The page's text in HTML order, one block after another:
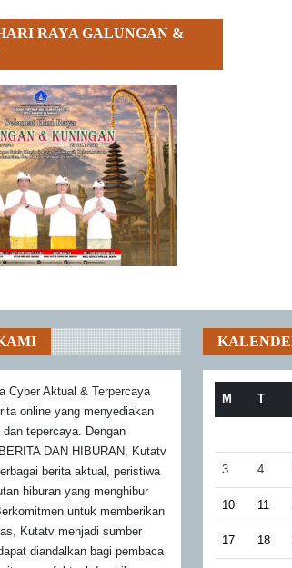
RAYA GALUNGAN &
Cyber Aktual & Terpercaya
online yang menyediakan
tepercaya. Dengan
DAN HIBURAN, Kutatv
berita aktual, peristiwa
hiburan yang menghibur
untuk memberikan
Kutatv menjadi sumber
diandalkan bagi pembaca
M T
3 4
10 11
17 18